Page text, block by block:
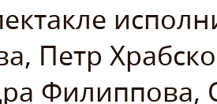
Петр
Филиппова,